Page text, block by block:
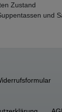
Zustand
und